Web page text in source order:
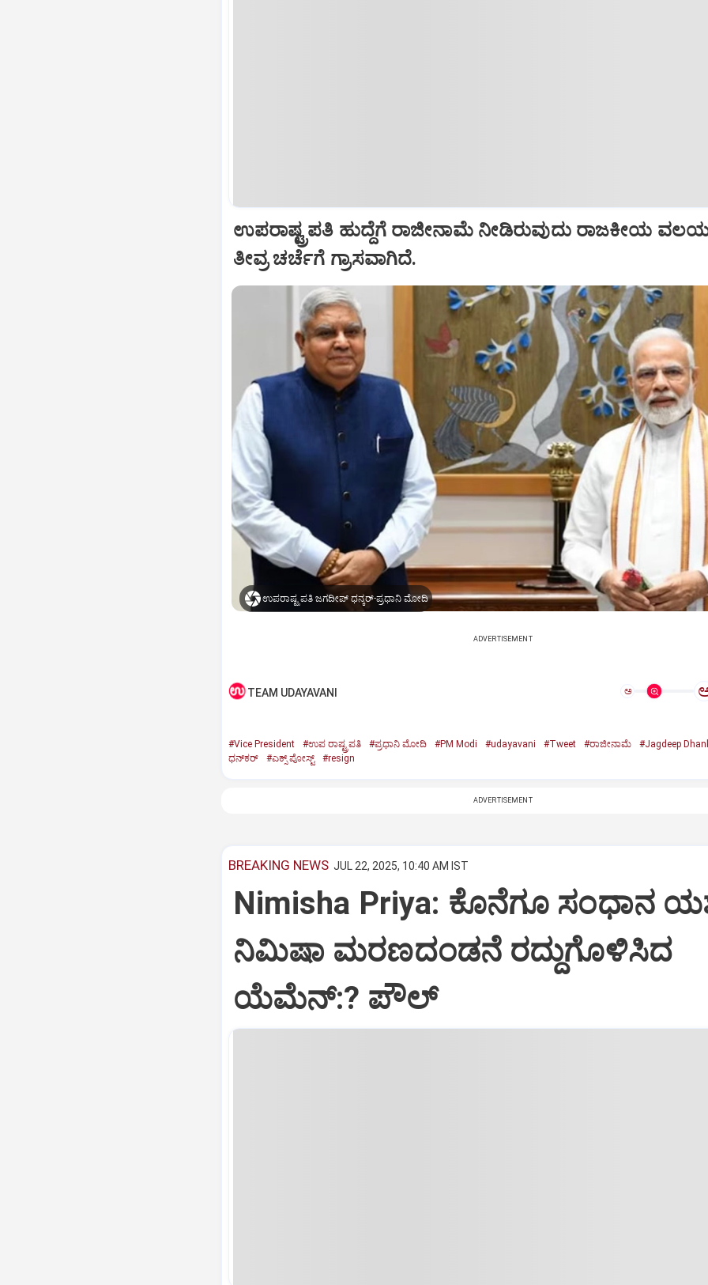
ಉಪರಾಷ್ಟ್ರಪತಿ ಹುದ್ದೆಗೆ ರಾಜೀನಾಮೆ ನೀಡಿರುವುದು ರಾಜಕೀಯ
ತೀವ್ರ ಚರ್ಚೆಗೆ ಗ್ರಾಸವಾಗಿದೆ.
ಉಪರಾಷ್ಟ್ರಪತಿ ಜಗದೀಪ್‌ ಧನ್ಕರ್-ಪ್ರಧಾನಿ ಮೋದಿ
ADVERTISEMENT
TEAM UDAYAVANI ಅ
#Vice President #ಉಪ ರಾಷ್ಟ್ರಪತಿ #ಪ್ರಧಾನಿ ಮೋದಿ #PM Modi #udayavani #Tweet #ರಾಜೀನಾಮೆ
#Jagdeep
ಧನ್‌ಕರ್‌
#ಎಕ್ಸ್‌ ಪೋಸ್ಟ್ #resign
ADVERTISEMENT
BREAKING NEWS JUL 22, 2025, 10:40 AM IST
Nimisha Priya: ಕೊನೆಗೂ ಸಂಧಾನ
ನಿಮಿಷಾ ಮರಣದಂಡನೆ ರದ್ದುಗೊಳಿಸಿದ
ಯೆಮೆನ್:? ಪೌಲ್